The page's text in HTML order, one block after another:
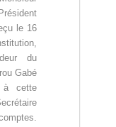
le 16
du
Gabé
cette